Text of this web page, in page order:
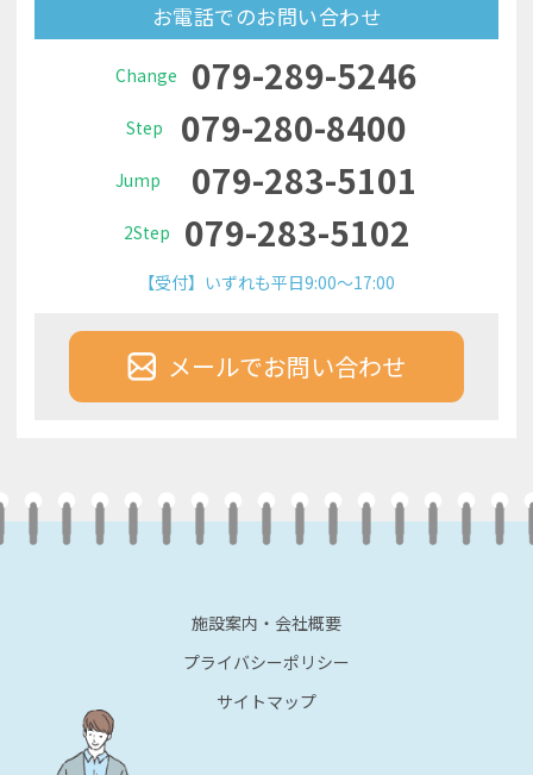
お電話でのお問い合わせ
Change 079-289-5246
Step 079-280-8400
Jump 079-283-5101
2Step 079-283-5102
【受付】いずれも平日9:00～17:00
メールでお問い合わせ
施設案内・会社概要
プライバシーポリシー
サイトマップ